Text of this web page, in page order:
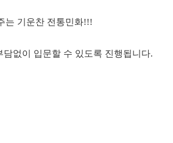
는 기운찬 전통민화!!!
없이 입문할 수 있도록 진행됩니다.